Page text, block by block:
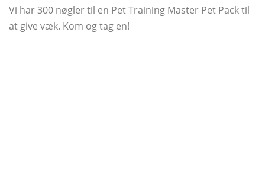
Vi har 300 nøgler til en Pet Training Master Pet Pack til
at give væk. Kom og tag en!